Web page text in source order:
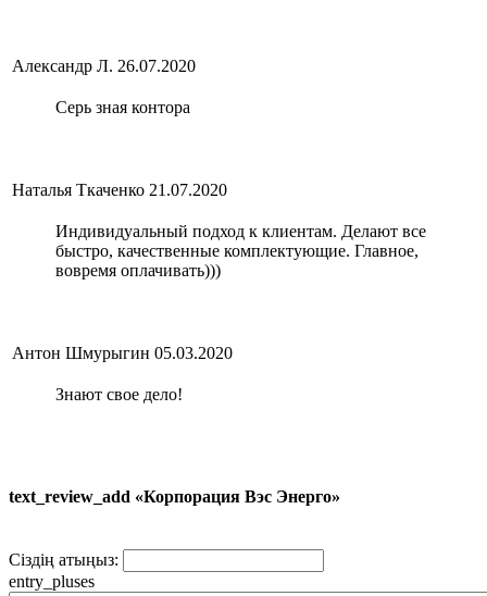
Александр Л. 26.07.2020
Серь зная контора
Наталья Ткаченко 21.07.2020
Индивидуальный подход к клиентам. Делают все
быстро, качественные комплектующие. Главное,
вовремя оплачивать)))
Антон Шмурыгин 05.03.2020
Знают свое дело!
text_review_add «Корпорация Вэс Энерго»
Сіздің атыңыз:
entry_pluses